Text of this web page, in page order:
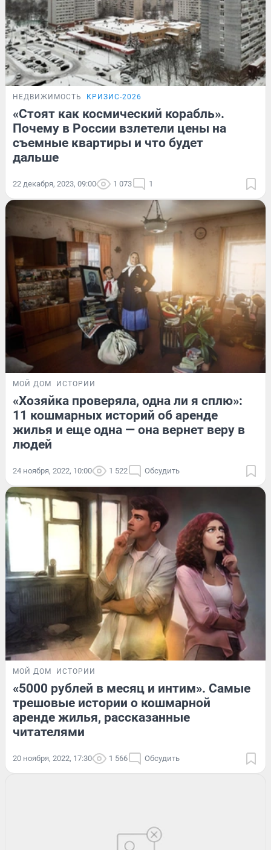
НЕДВИЖИМОСТЬ КРИЗИС-2026
«Стоят как космический корабль».
Почему в России взлетели цены на
съемные квартиры и что будет
дальше
22 декабря, 2023, 09:00 1 073 1
МОЙ ДОМ ИСТОРИИ
«Хозяйка проверяла, одна ли я сплю»:
11 кошмарных историй об аренде
жилья и еще одна — она вернет веру в
людей
24 ноября, 2022, 10:00 1 522 Обсудить
МОЙ ДОМ ИСТОРИИ
«5000 рублей в месяц и интим». Самые
трешовые истории о кошмарной
аренде жилья, рассказанные
читателями
20 ноября, 2022, 17:30 1 566 Обсудить